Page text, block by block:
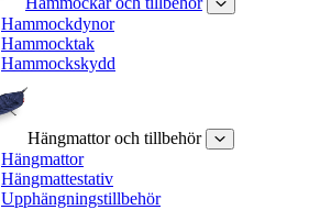
Hammockdynor
Hammocktak
Hammockskydd
Hängmattor och tillbehör
Hängmattor
Hängmattestativ
Upphängningstillbehör